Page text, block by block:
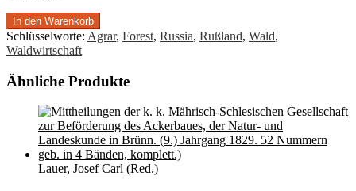
In den Warenkorb
Schlüsselworte: Agrar, Forest, Russia, Rußland, Wald,
Waldwirtschaft
Ähnliche Produkte
Lauer, Josef Carl (Red.)